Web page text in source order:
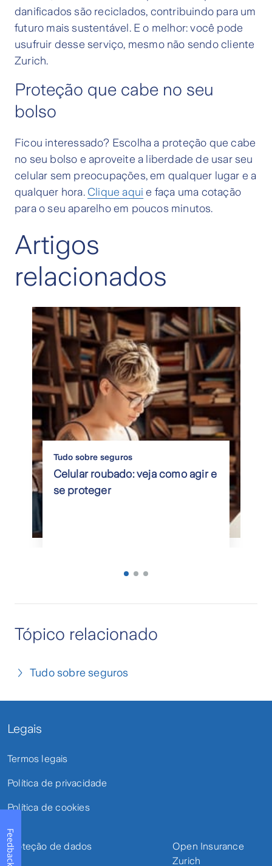
danificados são reciclados, contribuindo para um
futuro mais sustentável. E o melhor: você pode
usufruir desse serviço, mesmo não sendo cliente
Zurich.
Proteção que cabe no seu
bolso
Ficou interessado? Escolha a proteção que cabe
no seu bolso e aproveite a liberdade de usar seu
celular sem preocupações, em qualquer lugar e a
qualquer hora. Clique aqui e faça uma cotação
para o seu aparelho em poucos minutos.
Artigos
relacionados
Tudo sobre seguros
Celular roubado: veja como agir e
se proteger
Tópico relacionado
Tudo sobre seguros
Legais
Termos legais
Política de privacidade
Política de cookies
Proteção de dados
Open Insurance
Zurich
Feedback